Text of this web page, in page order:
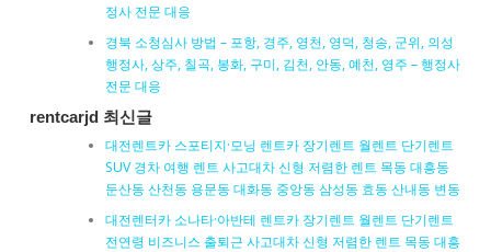
정사 전문 대응
경북 소청심사 방법 – 포항, 경주, 영천, 영덕, 청송, 군위, 의성
행정사, 상주, 칠곡, 봉화, 구미, 김천, 안동, 예천, 영주 – 행정사
전문 대응
rentcarjd 최신글
대전렌트카 스포티지·모닝 렌트카 장기렌트 월렌트 단기렌트
SUV 경차 여행 렌트 사고대차 신형 저렴한 렌트 목동 대흥동
둔산동 산천동 용문동 대화동 중앙동 삼성동 효동 산내동 변동
대전렌터카 소나타·아반테 렌트카 장기렌트 월렌트 단기렌트
전연령 비즈니스 출퇴근 사고대차 신형 저렴한 렌트 목동 대흥